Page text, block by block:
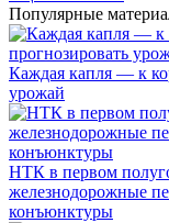
Популярные
Каждая капля — к
урожай
НТК в первом
железнодорожные
конъюнктуры